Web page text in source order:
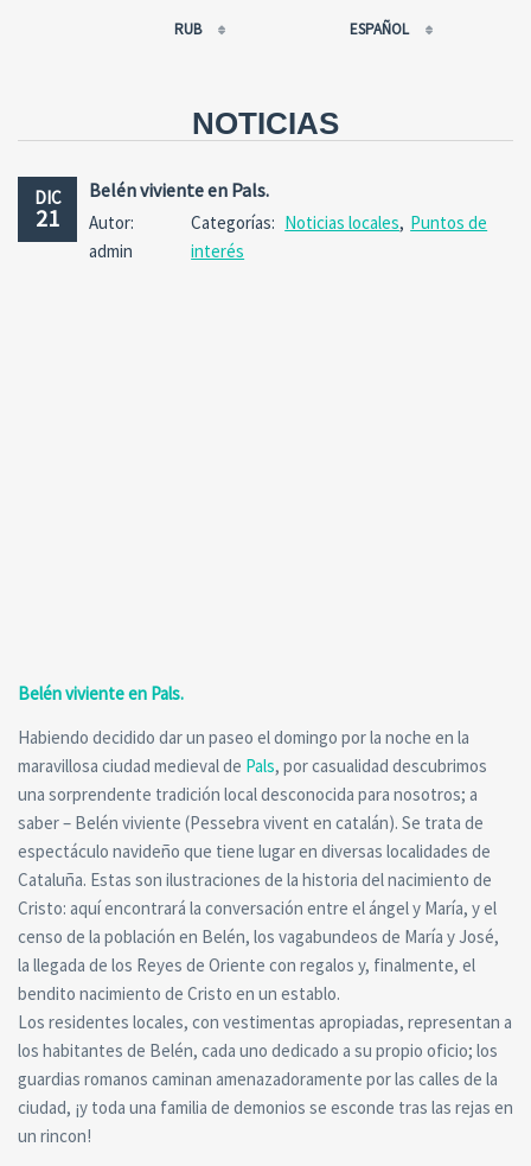
RUB
RUB
CNY
ESPAÑOL
ESPAÑOL
CATALÀ
NOTICIAS
DIC
21
Belén viviente en Pals.
Autor:
admin
Categorías: Noticias locales, Puntos de
interés
Belén viviente en Pals.
Habiendo decidido dar un paseo el domingo por la noche en la
maravillosa ciudad medieval de Pals, por casualidad descubrimos
una sorprendente tradición local desconocida para nosotros; a
saber – Belén viviente (Pessebra vivent en catalán). Se trata de
espectáculo navideño que tiene lugar en diversas localidades de
Cataluña. Estas son ilustraciones de la historia del nacimiento de
Cristo: aquí encontrará la conversación entre el ángel y María, y el
censo de la población en Belén, los vagabundeos de María y José,
la llegada de los Reyes de Oriente con regalos y, finalmente, el
bendito nacimiento de Cristo en un establo.
Los residentes locales, con vestimentas apropiadas, representan a
los habitantes de Belén, cada uno dedicado a su propio oficio; los
guardias romanos caminan amenazadoramente por las calles de la
ciudad, ¡y toda una familia de demonios se esconde tras las rejas en
un rincon!